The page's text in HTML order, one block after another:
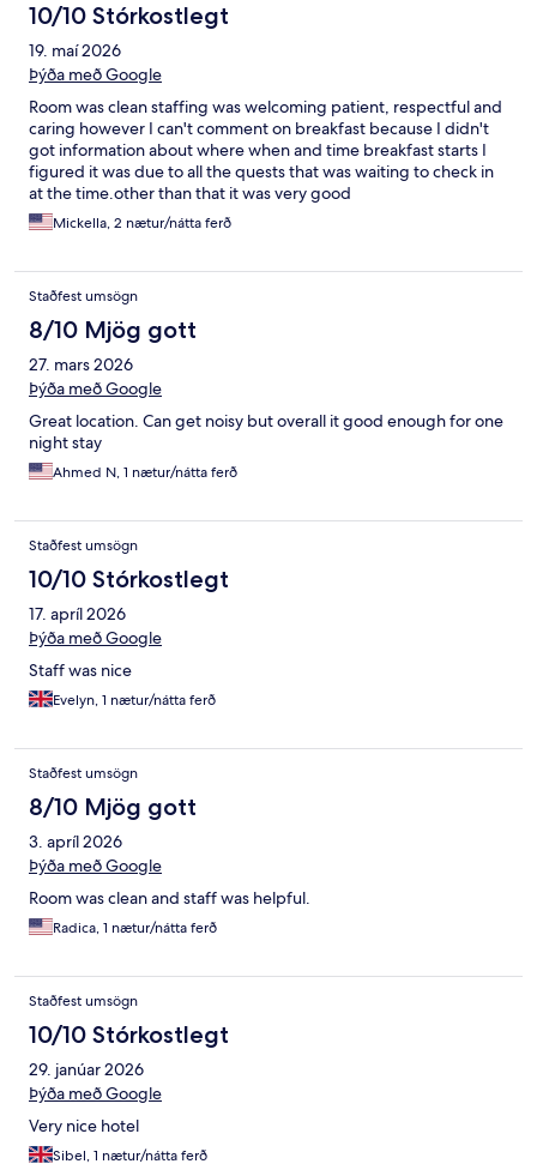
10/10 Stórkostlegt
19. maí 2026
Þýða með Google
Room was clean staffing was welcoming patient, respectful and
caring however I can't comment on breakfast because I didn't
got information about where when and time breakfast starts I
figured it was due to all the quests that was waiting to check in
at the time.other than that it was very good
Mickella, 2 nætur/nátta ferð
Staðfest umsögn
8/10 Mjög gott
27. mars 2026
Þýða með Google
Great location. Can get noisy but overall it good enough for one
night stay
Ahmed N, 1 nætur/nátta ferð
Staðfest umsögn
10/10 Stórkostlegt
17. apríl 2026
Þýða með Google
Staff was nice
Evelyn, 1 nætur/nátta ferð
Staðfest umsögn
8/10 Mjög gott
3. apríl 2026
Þýða með Google
Room was clean and staff was helpful.
Radica, 1 nætur/nátta ferð
Staðfest umsögn
10/10 Stórkostlegt
29. janúar 2026
Þýða með Google
Very nice hotel
Sibel, 1 nætur/nátta ferð